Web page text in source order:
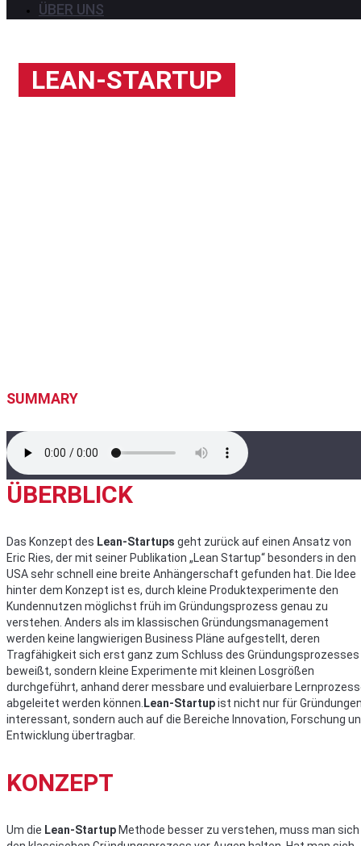
ÜBER UNS
LEAN-STARTUP
SUMMARY
ÜBERBLICK
Das Konzept des Lean-Startups geht zurück auf einen Ansatz von
Eric Ries, der mit seiner Publikation „Lean Startup“ besonders in den
USA sehr schnell eine breite Anhängerschaft gefunden hat. Die Idee
hinter dem Konzept ist es, durch kleine Produktexperimente den
Kundennutzen möglichst früh im Gründungsprozess genau zu
verstehen. Anders als im klassischen Gründungsmanagement
werden keine langwierigen Business Pläne aufgestellt, deren
Tragfähigkeit sich erst ganz zum Schluss des Gründungsprozesses
beweißt, sondern kleine Experimente mit kleinen Losgrößen
durchgeführt, anhand derer messbare und evaluierbare
abgeleitet werden können. Lean-Startupist nicht nur für
interessant, sondern auch auf die Bereiche Innovation, Forschung
Entwicklung übertragbar.
KONZEPT
Um die Lean-Startup Methode besser zu verstehen, muss man sich